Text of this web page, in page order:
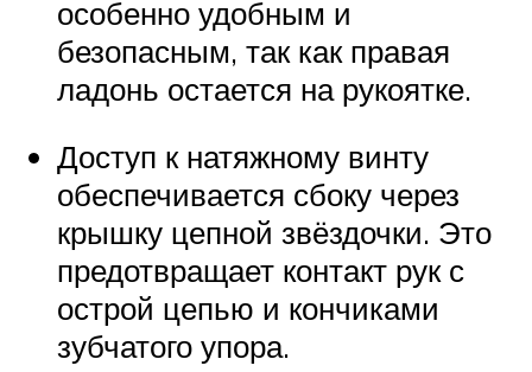
особенно удобным и
безопасным, так как правая
ладонь остается на рукоятке.
Доступ к натяжному винту
обеспечивается сбоку через
крышку цепной звёздочки. Это
предотвращает контакт рук с
острой цепью и кончиками
зубчатого упора.